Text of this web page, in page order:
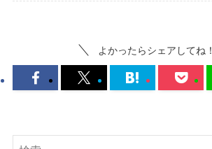
よかったらシェアしてね！